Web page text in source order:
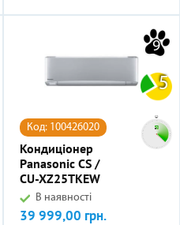
9
5
Код: 100426020
Кондиціонер
Panasonic CS /
CU-XZ25TKEW
В наявності
Ціна
39 999,00 грн.